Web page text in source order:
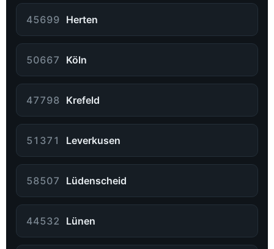
45699 Herten
50667 Köln
47798 Krefeld
51371 Leverkusen
58507 Lüdenscheid
44532 Lünen